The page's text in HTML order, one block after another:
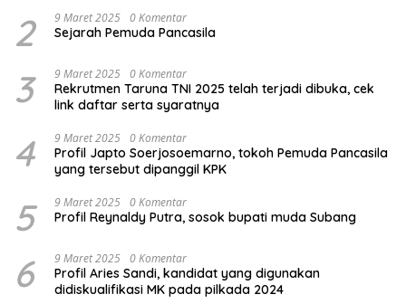
2 9 Maret 2025 0 Komentar
Sejarah Pemuda Pancasila
3 9 Maret 2025 0 Komentar
Rekrutmen Taruna TNI 2025 telah terjadi dibuka, cek
link daftar serta syaratnya
4 9 Maret 2025 0 Komentar
Profil Japto Soerjosoemarno, tokoh Pemuda Pancasila
yang tersebut dipanggil KPK
5 9 Maret 2025 0 Komentar
Profil Reynaldy Putra, sosok bupati muda Subang
6 9 Maret 2025 0 Komentar
Profil Aries Sandi, kandidat yang digunakan
didiskualifikasi MK pada pilkada 2024